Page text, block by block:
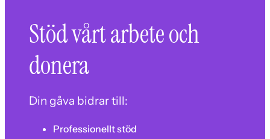
Stöd vårt arbete och
donera
Din gåva bidrar till:
Professionellt stöd